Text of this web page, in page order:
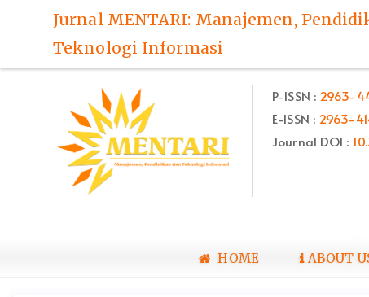
Navigation
Content
Jurnal MENTARI: Manajemen,
Teknologi Informasi
P-ISSN : 2963-
E-ISSN : 2963-
Journal DOI :
HOME ABOUT